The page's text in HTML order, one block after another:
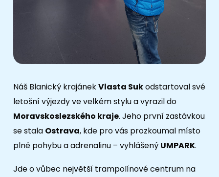
Náš Blanický krajánekVlasta Sukodstartoval své
letošní výjezdy ve velkém stylu a vyrazil do
Moravskoslezského kraje. Jeho první zastávkou
se stala Ostrava, kde pro vás prozkoumal místo
plné pohybu a adrenalinu – vyhlášený UMPARK.
Jde o vůbec největší trampolínové centrum na